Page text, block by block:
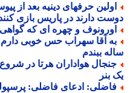
حرفهای دینیه بعد از
دارند در پاریس بازی کنند!
و چهره ای که گواهی
آقا سهراب حس خوبی دارم /
ببندم
هواداران هرتا در شروع
بنر
ادعای فاضلی: پرسپولیس